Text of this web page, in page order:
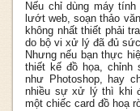
Nếu chỉ dùng máy
lướt web, soạn thảo
không nhất thiết phải
do bộ vi xử lý đã đủ
Nhưng nếu bạn thực
thiết kế đồ họa, chỉnh
như Photoshop, hay
nhiều sự xử lý thì khi
một chiếc card đồ hoạ